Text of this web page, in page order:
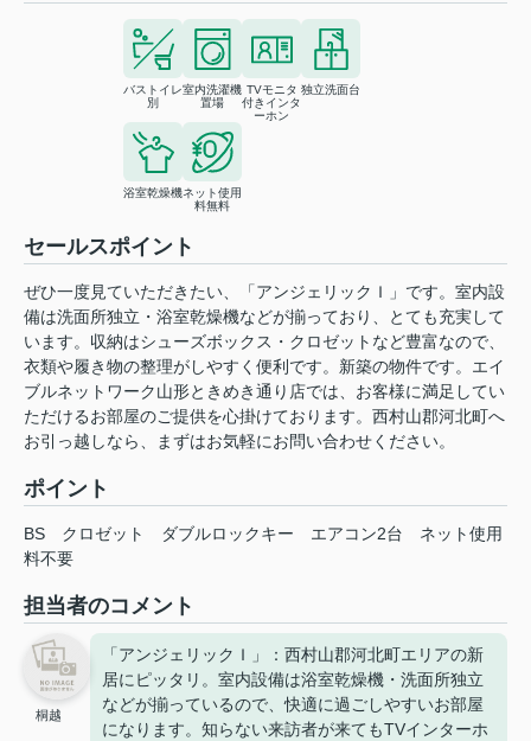
バストイレ
別
室内洗濯機
置場
TVモニタ
付きインタ
ーホン
独立洗面台
浴室乾燥機ネット使用
料無料
セールスポイント
ぜひ一度見ていただきたい、「アンジェリックＩ」です。室内設
備は洗面所独立・浴室乾燥機などが揃っており、とても充実して
います。収納はシューズボックス・クロゼットなど豊富なので、
衣類や履き物の整理がしやすく便利です。新築の物件です。エイ
ブルネットワーク山形ときめき通り店では、お客様に満足してい
ただけるお部屋のご提供を心掛けております。西村山郡河北町へ
お引っ越しなら、まずはお気軽にお問い合わせください。
ポイント
BS クロゼット ダブルロックキー エアコン2台
ネット使用
料不要
担当者のコメント
桐越
「アンジェリックＩ」：西村山郡河北町エリアの新
居にピッタリ。室内設備は浴室乾燥機・洗面所独立
などが揃っているので、快適に過ごしやすいお部屋
になります。知らない来訪者が来てもTVインターホ